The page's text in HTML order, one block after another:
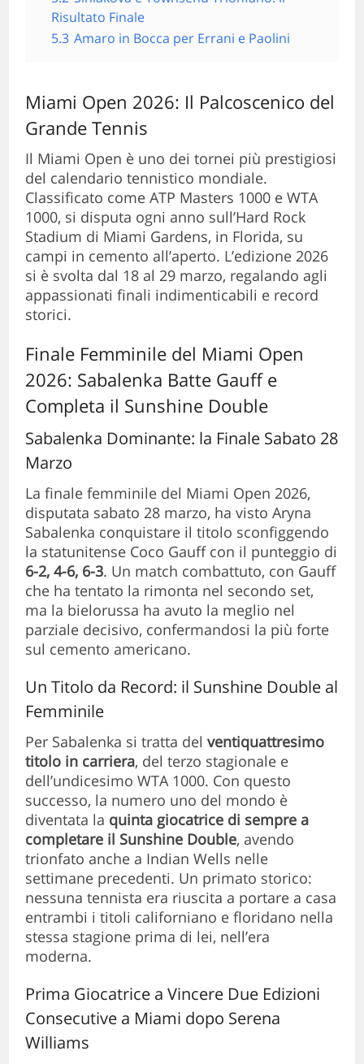
Risultato Finale
5.3 Amaro in Bocca per Errani e Paolini
Miami Open 2026: Il Palcoscenico del
Grande Tennis
Il Miami Open è uno dei tornei più prestigiosi
del calendario tennistico mondiale.
Classificato come ATP Masters 1000 e WTA
1000, si disputa ogni anno sull’Hard Rock
Stadium di Miami Gardens, in Florida, su
campi in cemento all’aperto. L’edizione 2026
si è svolta dal 18 al 29 marzo, regalando agli
appassionati finali indimenticabili e record
storici.
Finale Femminile del Miami Open
2026: Sabalenka Batte Gauff e
Completa il Sunshine Double
Sabalenka Dominante: la Finale Sabato 28
Marzo
La finale femminile del Miami Open 2026,
disputata sabato 28 marzo, ha visto Aryna
Sabalenka conquistare il titolo sconfiggendo
la statunitense Coco Gauff con il punteggio di
6-2, 4-6, 6-3. Un match combattuto, con Gauff
che ha tentato la rimonta nel secondo set,
ma la bielorussa ha avuto la meglio nel
parziale decisivo, confermandosi la più forte
sul cemento americano.
Un Titolo da Record: il Sunshine Double al
Femminile
Per Sabalenka si tratta delventiquattresimo
titolo in carriera, del terzo stagionale e
dell’undicesimo WTA 1000. Con questo
successo, la numero uno del mondo è
diventata la quinta giocatrice di sempre a
completare il Sunshine Double, avendo
trionfato anche a Indian Wells nelle
settimane precedenti. Un primato storico:
nessuna tennista era riuscita a portare a casa
entrambi i titoli californiano e floridano nella
stessa stagione prima di lei, nell’era
moderna.
Prima Giocatrice a Vincere Due Edizioni
Consecutive a Miami dopo Serena
Williams